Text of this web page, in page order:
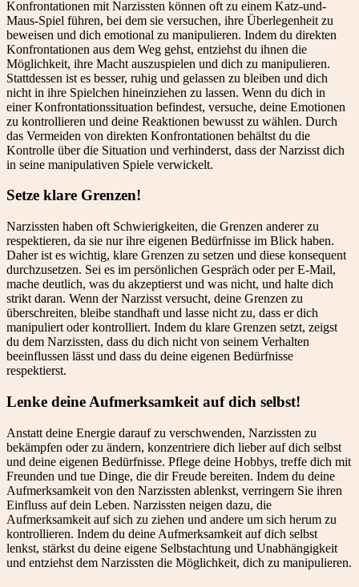
Konfrontationen mit Narzissten können oft zu einem Katz-und-
Maus-Spiel führen, bei dem sie versuchen, ihre Überlegenheit zu
beweisen und dich emotional zu manipulieren. Indem du direkten
Konfrontationen aus dem Weg gehst, entziehst du ihnen die
Möglichkeit, ihre Macht auszuspielen und dich zu manipulieren.
Stattdessen ist es besser, ruhig und gelassen zu bleiben und dich
nicht in ihre Spielchen hineinziehen zu lassen. Wenn du dich in
einer Konfrontationssituation befindest, versuche, deine Emotionen
zu kontrollieren und deine Reaktionen bewusst zu wählen. Durch
das Vermeiden von direkten Konfrontationen behältst du die
Kontrolle über die Situation und verhinderst, dass der Narzisst dich
in seine manipulativen Spiele verwickelt.
Setze klare Grenzen!
Narzissten haben oft Schwierigkeiten, die Grenzen anderer zu
respektieren, da sie nur ihre eigenen Bedürfnisse im Blick haben.
Daher ist es wichtig, klare Grenzen zu setzen und diese konsequent
durchzusetzen. Sei es im persönlichen Gespräch oder per E-Mail,
mache deutlich, was du akzeptierst und was nicht, und halte dich
strikt daran. Wenn der Narzisst versucht, deine Grenzen zu
überschreiten, bleibe standhaft und lasse nicht zu, dass er dich
manipuliert oder kontrolliert. Indem du klare Grenzen setzt, zeigst
du dem Narzissten, dass du dich nicht von seinem Verhalten
beeinflussen lässt und dass du deine eigenen Bedürfnisse
respektierst.
Lenke deine Aufmerksamkeit auf dich selbst!
Anstatt deine Energie darauf zu verschwenden, Narzissten zu
bekämpfen oder zu ändern, konzentriere dich lieber auf dich selbst
und deine eigenen Bedürfnisse. Pflege deine Hobbys, treffe dich mit
Freunden und tue Dinge, die dir Freude bereiten. Indem du deine
Aufmerksamkeit von den Narzissten ablenkst, verringern Sie ihren
Einfluss auf dein Leben. Narzissten neigen dazu, die
Aufmerksamkeit auf sich zu ziehen und andere um sich herum zu
kontrollieren. Indem du deine Aufmerksamkeit auf dich selbst
lenkst, stärkst du deine eigene Selbstachtung und Unabhängigkeit
und entziehst dem Narzissten die Möglichkeit, dich zu manipulieren.